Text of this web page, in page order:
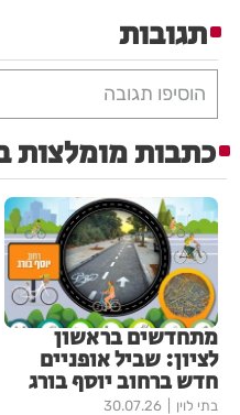
תגובות
הוסיפו תגובה
כתבות מומלצות
מתחדשים בראשון
לציון: שביל אופניים
חדש ברחוב יוסף בורג
בתי לוין 30.07.26